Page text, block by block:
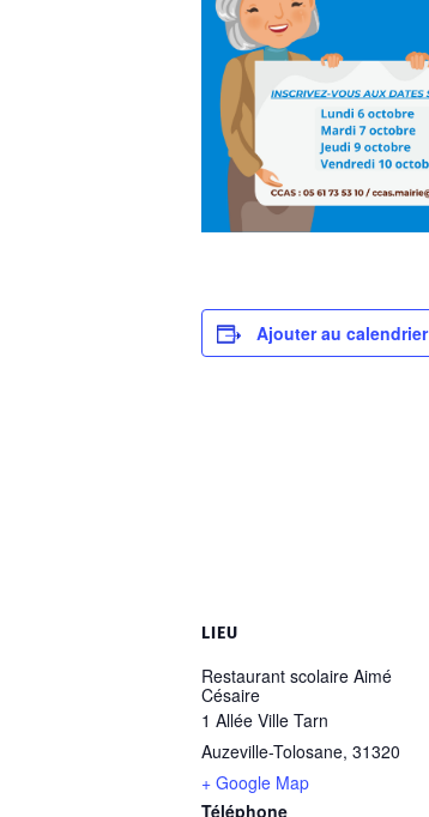
Ajouter au calendrier
LIEU
Restaurant scolaire Aimé
Césaire
1 Allée Ville Tarn
Auzeville-Tolosane, 31320
+ Google Map
Téléphone